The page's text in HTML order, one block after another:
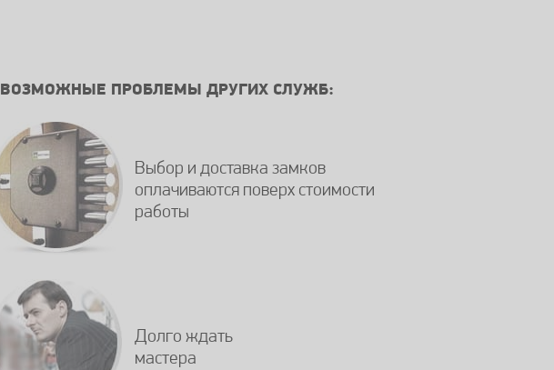
ВОЗМОЖНЫЕ ПРОБЛЕМЫ ДРУГИХ СЛУЖБ:
Выбор и доставка замков
оплачиваются поверх стоимости
работы
Долго ждать
мастера